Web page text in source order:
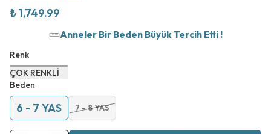
₺ 1,749.99
Anneler Bir Beden Büyük Tercih Etti !
Renk
ÇOK RENKLİ
Beden
6 - 7 YAS 7 - 8 YAS